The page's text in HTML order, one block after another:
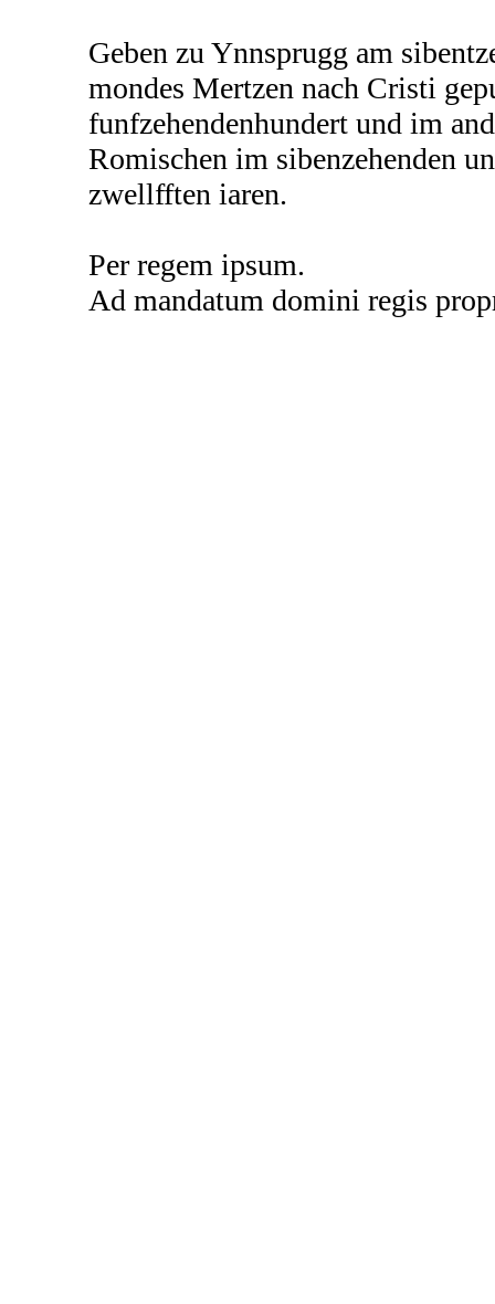
Geben zu Ynnsprugg am
mondes Mertzen nach Cristi
funfzehendenhundert und im
Romischen im sibenzehenden
zwellfften iaren.
Per regem ipsum.
Ad mandatum domini regis